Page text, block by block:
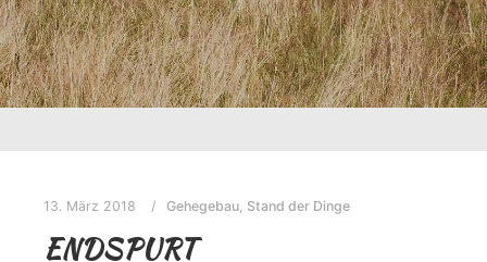
13. März 2018 Gehegebau, Stand der Dinge
ENDSPURT